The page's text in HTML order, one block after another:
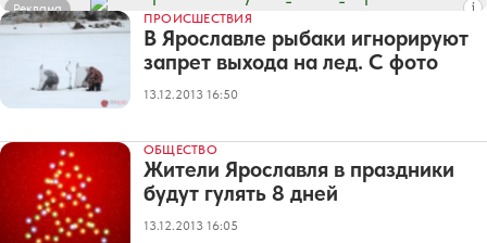
Реклама
ПРОИСШЕСТВИЯ
В Ярославле рыбаки игнорируют
запрет выхода на лед. С фото
13.12.2013 16:50
ОБЩЕСТВО
Жители Ярославля в праздники
будут гулять 8 дней
13.12.2013 16:05